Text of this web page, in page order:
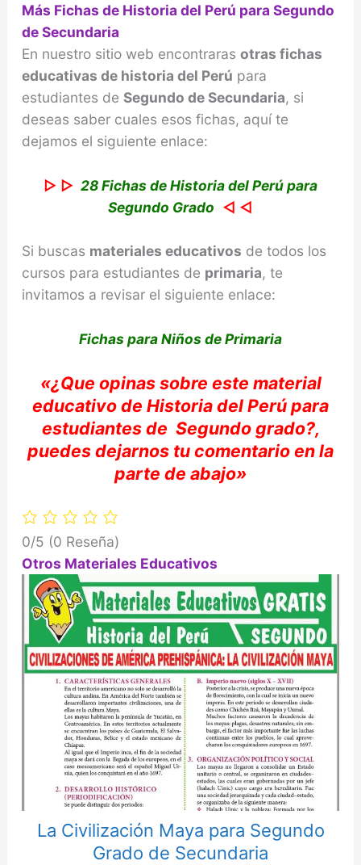
Más Fichas de Historia del Perú para Segundo
de Secundaria
En nuestro sitio web encontraras otras fichas
educativas de historia del Perú para
estudiantes de Segundo de Secundaria, si
deseas saber cuales esos fichas, aquí te
dejamos el siguiente enlace:
▷ ▷ 28 Fichas de Historia del Perú para
Segundo Grado ◁ ◁
Si buscas materiales educativos de todos los
cursos para estudiantes de primaria, te
invitamos a revisar el siguiente enlace:
Fichas para Niños de Primaria
«¿Que opinas sobre este material
educativo de Historia delPerúpara
estudiantes de Segundogrado?,
puedes dejarnos tu comentario en la
parte de abajo»
0/5 (0 Reseña)
Otros Materiales Educativos
La Civilización Maya para Segundo
Grado de Secundaria